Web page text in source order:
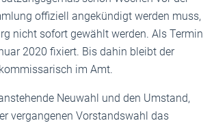
offiziell angekündigt werden muss,
nicht sofort gewählt werden. Als Termin
2020 fixiert. Bis dahin bleibt der
im Amt.
Neuwahl und den Umstand,
vergangenen Vorstandswahl das